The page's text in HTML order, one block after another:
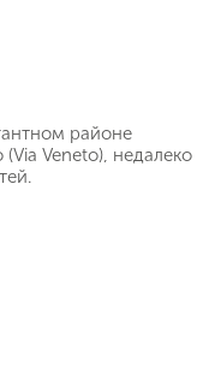
районе
Veneto), недалеко